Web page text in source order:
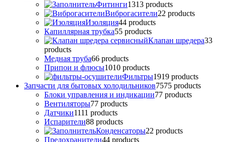
Фитинги1313 products
Виброгасители22 products
Изоляция44 products
Капиллярная трубка55 products
Клапан шредера33
products
Медная труба66 products
Припои и флюсы1010 products
Фильтры1919 products
Запчасти для бытовых холодильников7575 products
Блоки управления и индикации77 products
Вентиляторы77 products
Датчики1111 products
Испарители88 products
Конденсаторы22 products
Предохранители44 products